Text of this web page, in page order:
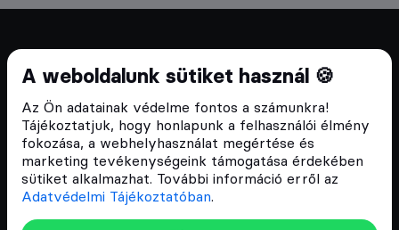
A weboldalunk sütiket használ 🍪
Az Ön adatainak védelme fontos a számunkra!
Tájékoztatjuk, hogy honlapunk a felhasználói élmény
fokozása, a webhelyhasználat megértése és
marketing tevékenységeink támogatása érdekében
sütiket alkalmazhat. További információ erről az
Adatvédelmi Tájékoztatóban.
Cryptofalka 2018 óta
Szívünkön viseljük a blokklánc technológia
népszerűsítését Magyarországon, ezért 2018 óta a
Cryptofalka célja, hogy biztosítsa a hazai közösség
és vállalatok digitális oktatását és fejlődését.
Oldalak